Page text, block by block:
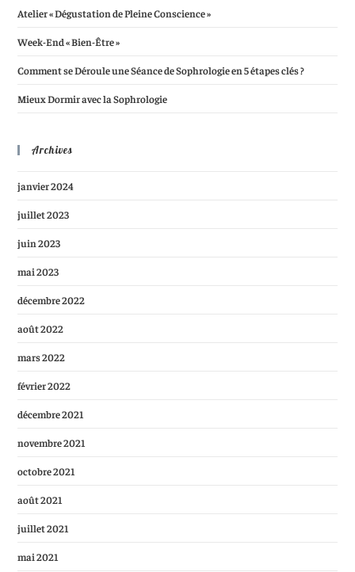
Atelier « Dégustation de Pleine Conscience »
Week-End « Bien-Être »
Comment se Déroule une Séance de Sophrologie en 5 étapes clés ?
Mieux Dormir avec la Sophrologie
Archives
janvier 2024
juillet 2023
juin 2023
mai 2023
décembre 2022
août 2022
mars 2022
février 2022
décembre 2021
novembre 2021
octobre 2021
août 2021
juillet 2021
mai 2021